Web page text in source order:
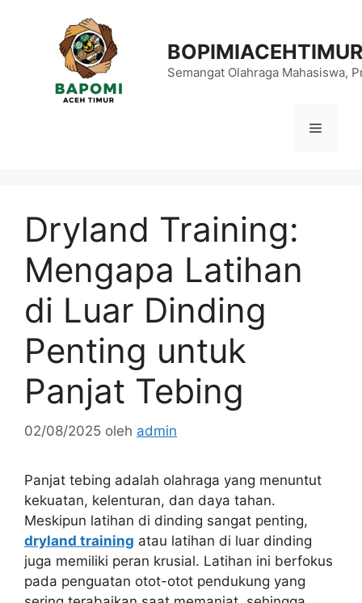
BOPIMIACEHTIMUR
Semangat Olahraga Mahasiswa,
Menu
Dryland Training:
Mengapa Latihan
di Luar Dinding
Penting untuk
Panjat Tebing
02/08/2025 oleh admin
Panjat tebing adalah olahraga yang menuntut
kekuatan, kelenturan, dan daya tahan.
Meskipun latihan di dinding sangat penting,
dryland training atau latihan di luar dinding
juga memiliki peran krusial. Latihan ini berfokus
pada penguatan otot-otot pendukung yang